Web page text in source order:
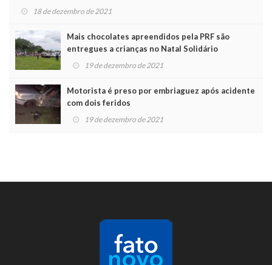
18 de dezembro de 2021
Mais chocolates apreendidos pela PRF são
entregues a crianças no Natal Solidário
19 de dezembro de 2021
Motorista é preso por embriaguez após acidente
com dois feridos
19 de dezembro de 2021